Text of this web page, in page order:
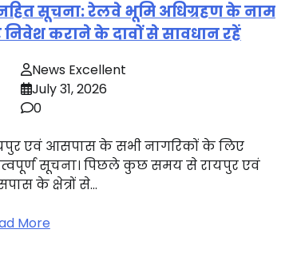
सूचना: रेलवे भूमि अधिग्रहण के नाम
निवेश कराने के दावों से सावधान रहें
News Excellent
July 31, 2026
0
एवं आसपास के सभी नागरिकों के लिए
सूचना। पिछले कुछ समय से रायपुर एवं
के क्षेत्रों से…
More